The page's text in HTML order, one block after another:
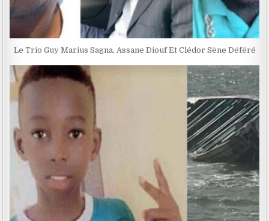
Le Trio Guy Marius Sagna, Assane Diouf Et Clédor Sène Déféré